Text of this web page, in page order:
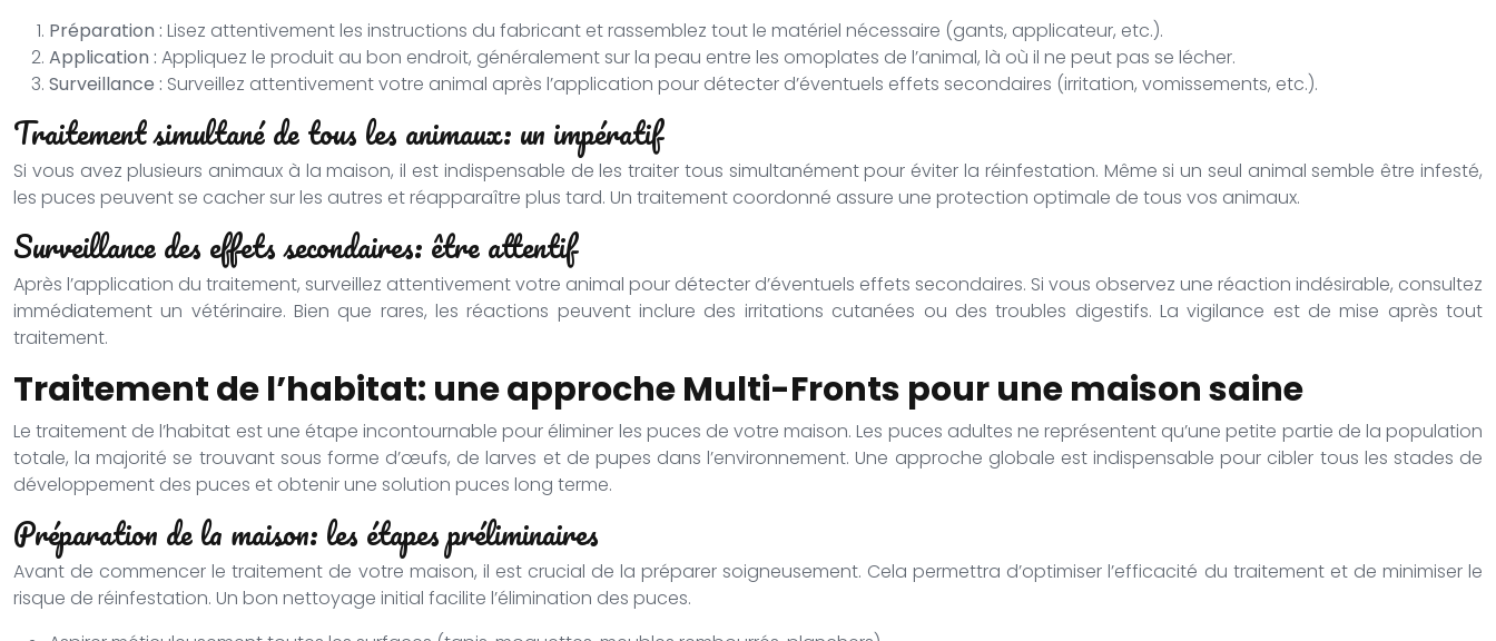
Préparation : Lisez attentivement les instructions du fabricant et rassemblez tout le matériel nécessaire (gants, applicateur, etc.).
Application : Appliquez le produit au bon endroit, généralement sur la peau entre les omoplates de l’animal, là où il ne peut pas se lécher.
Surveillance : Surveillez attentivement votre animal après l’application pour détecter d’éventuels effets secondaires (irritation, vomissements, etc.).
Traitement simultané de tous les animaux: un impératif
Si vous avez plusieurs animaux à la maison, il est indispensable de les traiter tous simultanément pour éviter la réinfestation. Même si un seul animal semble être infesté,
les puces peuvent se cacher sur les autres et réapparaître plus tard. Un traitement coordonné assure une protection optimale de tous vos animaux.
Surveillance des effets secondaires: être attentif
Après l’application du traitement, surveillez attentivement votre animal pour détecter d’éventuels effets secondaires. Si vous observez une réaction indésirable, consultez
immédiatement un vétérinaire. Bien que rares, les réactions peuvent inclure des irritations cutanées ou des troubles digestifs. La vigilance est de mise après tout
traitement.
Traitement de l’habitat: une approche Multi-Fronts pour une maison saine
Le traitement de l’habitat est une étape incontournable pour éliminer les puces de votre maison. Les puces adultes ne représentent qu’une petite partie de la population
totale, la majorité se trouvant sous forme d’œufs, de larves et de pupes dans l’environnement. Une approche globale est indispensable pour cibler tous les stades de
développement des puces et obtenir une solution puces long terme.
Préparation de la maison: les étapes préliminaires
Avant de commencer le traitement de votre maison, il est crucial de la préparer soigneusement. Cela permettra d’optimiser l’efficacité du traitement et de minimiser le
risque de réinfestation. Un bon nettoyage initial facilite l’élimination des puces.